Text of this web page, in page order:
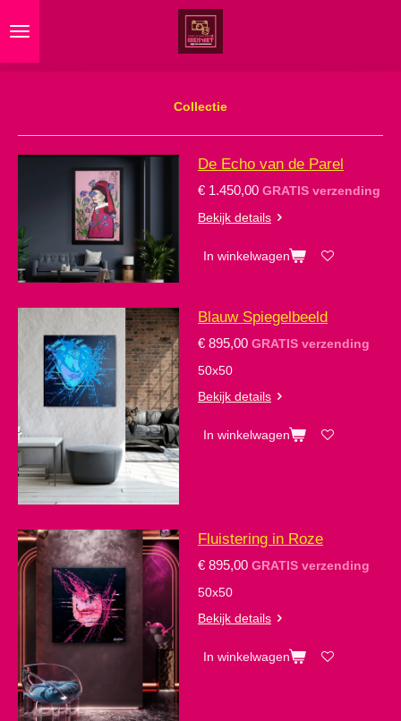
direct
Collectie
De Echo van de Parel
€ 1.450,00 GRATIS verzending
Bekijk details
In winkelwagen
Blauw Spiegelbeeld
€ 895,00 GRATIS verzending
50x50
Bekijk details
In winkelwagen
Fluistering in Roze
€ 895,00 GRATIS verzending
50x50
Bekijk details
In winkelwagen